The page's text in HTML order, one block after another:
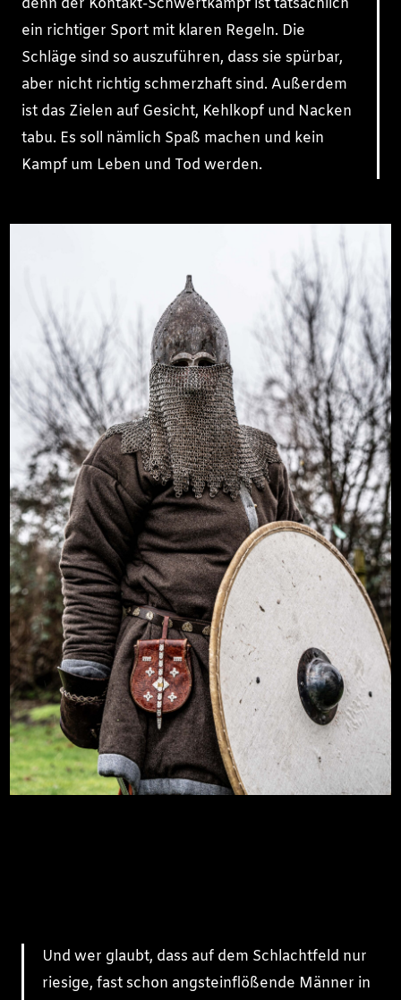
denn der Kontakt-Schwertkampf ist tatsächlich
ein richtiger Sport mit klaren Regeln. Die
Schläge sind so auszuführen, dass sie spürbar,
aber nicht richtig schmerzhaft sind. Außerdem
ist das Zielen auf Gesicht, Kehlkopf und Nacken
tabu. Es soll nämlich Spaß machen und kein
Kampf um Leben und Tod werden.
Und wer glaubt, dass auf dem Schlachtfeld nur
riesige, fast schon angsteinflößende Männer in